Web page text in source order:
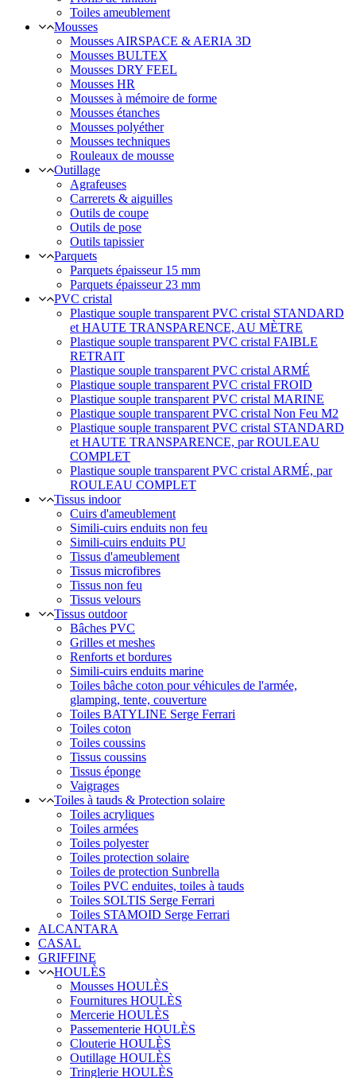
Toiles ameublement
Mousses
Mousses AIRSPACE & AERIA 3D
Mousses BULTEX
Mousses DRY FEEL
Mousses HR
Mousses à mémoire de forme
Mousses étanches
Mousses polyéther
Mousses techniques
Rouleaux de mousse
Outillage
Agrafeuses
Carrerets & aiguilles
Outils de coupe
Outils de pose
Outils tapissier
Parquets
Parquets épaisseur 15 mm
Parquets épaisseur 23 mm
PVC cristal
Plastique souple transparent PVC cristal STANDARD
et HAUTE TRANSPARENCE, AU MÈTRE
Plastique souple transparent PVC cristal FAIBLE
RETRAIT
Plastique souple transparent PVC cristal ARMÉ
Plastique souple transparent PVC cristal FROID
Plastique souple transparent PVC cristal MARINE
Plastique souple transparent PVC cristal Non Feu M2
Plastique souple transparent PVC cristal STANDARD
et HAUTE TRANSPARENCE, par ROULEAU
COMPLET
Plastique souple transparent PVC cristal ARMÉ, par
ROULEAU COMPLET
Tissus indoor
Cuirs d'ameublement
Simili-cuirs enduits non feu
Simili-cuirs enduits PU
Tissus d'ameublement
Tissus microfibres
Tissus non feu
Tissus velours
Tissus outdoor
Bâches PVC
Grilles et meshes
Renforts et bordures
Simili-cuirs enduits marine
Toiles bâche coton pour véhicules de l'armée,
glamping, tente, couverture
Toiles BATYLINE Serge Ferrari
Toiles coton
Toiles coussins
Tissus coussins
Tissus éponge
Vaigrages
Toiles à tauds & Protection solaire
Toiles acryliques
Toiles armées
Toiles polyester
Toiles protection solaire
Toiles de protection Sunbrella
Toiles PVC enduites, toiles à tauds
Toiles SOLTIS Serge Ferrari
Toiles STAMOID Serge Ferrari
ALCANTARA
CASAL
GRIFFINE
HOULÈS
Mousses HOULÈS
Fournitures HOULÈS
Mercerie HOULÈS
Passementerie HOULÈS
Clouterie HOULÈS
Outillage HOULÈS
Tringlerie HOULÈS